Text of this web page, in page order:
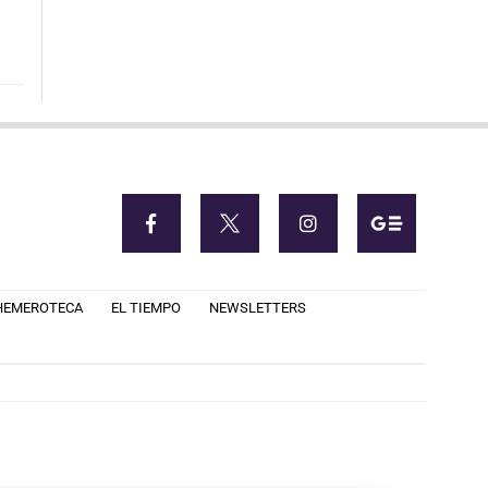
EL TIEMPO NEWSLETTERS